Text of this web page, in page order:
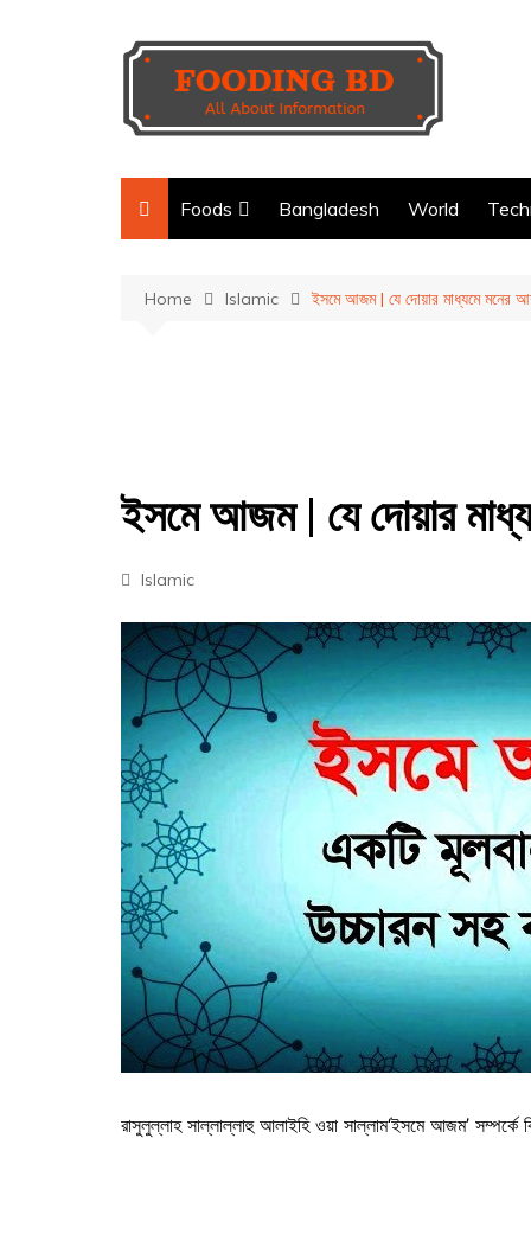
Foods
মাছের রেসিপি
বিদেশী রেসিপি
Bangladesh World
Home Islamic ইসমে আজম | যে দোয়ার মাধ্যমে মনের
ইসমে আজম | যে দোয়ার
Islamic
রাসুলুল্লাহ সাল্লাল্লাহু আলাইহি ওয়া সাল্লাম‘ইসমে আজম’ সম্পর্কে